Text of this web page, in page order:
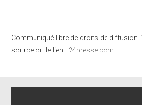
Communiqué libre de droits de diffusion.
source ou le lien : 24presse.com